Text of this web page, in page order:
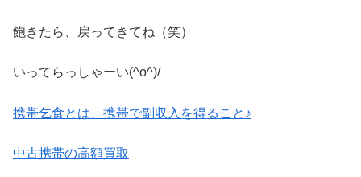
飽きたら、戻ってきてね（笑）
いってらっしゃーい(^o^)/
携帯乞食とは、携帯で副収入を得ること♪
中古携帯の高額買取